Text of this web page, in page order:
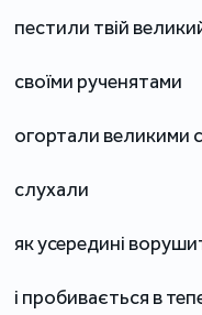
пестили твій
своїми рученятами
огортали великими
слухали
як усередині
і пробивається в